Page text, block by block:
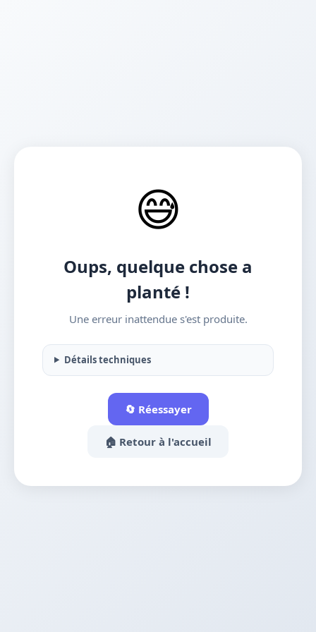
😅
Oups, quelque chose a
planté !
Une erreur inattendue s'est produite.
Détails techniques
🔄 Réessayer
🏠 Retour à l'accueil